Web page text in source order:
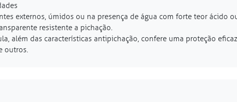
externos, úmidos ou na presença de água com forte teor ácido
resistente a pichação.
além das características antipichação, confere uma proteção
outros.